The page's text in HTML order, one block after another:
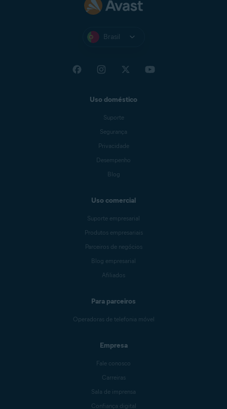
Brasil
Uso doméstico
Suporte
Segurança
Privacidade
Desempenho
Blog
Uso comercial
Suporte empresarial
Produtos empresariais
Parceiros de negócios
Blog empresarial
Afiliados
Para parceiros
Operadoras de telefonia móvel
Empresa
Fale conosco
Carreiras
Sala de imprensa
Confiança digital